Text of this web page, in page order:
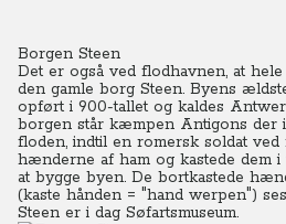
Borgen Steen
Det er også ved flodhavnen, at
den gamle borg Steen. Byens
opført i 900-tallet og kaldes
borgen står kæmpen Antigons der
floden, indtil en romersk soldat ved
hænderne af ham og kastede dem
at bygge byen. De bortkastede
(kaste hånden = "hand werpen")
Steen er i dag Søfartsmuseum.